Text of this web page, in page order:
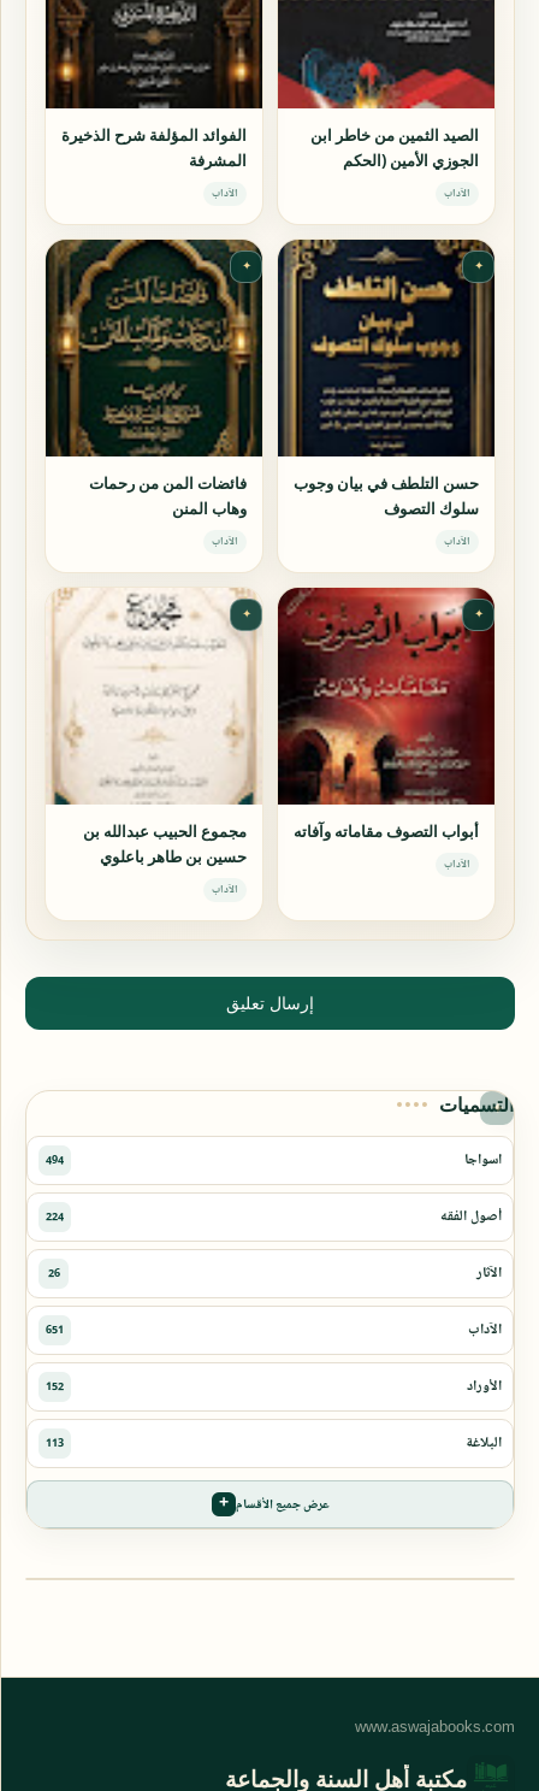
الصيد الثمين من خاطر ابن
الجوزي الأمين (الحكم
الجوزية)
الآداب
الفوائد المؤلفة شرح الذخيرة
المشرفة
الآداب
✦
حسن التلطف في بيان وجوب
سلوك التصوف
الآداب
✦
فائضات المن من رحمات
وهاب المنن
الآداب
✦
أبواب التصوف مقاماته وآفاته
الآداب
✦
مجموع الحبيب عبدالله بن
حسين بن طاهر باعلوي
الآداب
إرسال تعليق
التسميات
عرض جميع الأقسام
مكتبة أهل السنة والجماعة